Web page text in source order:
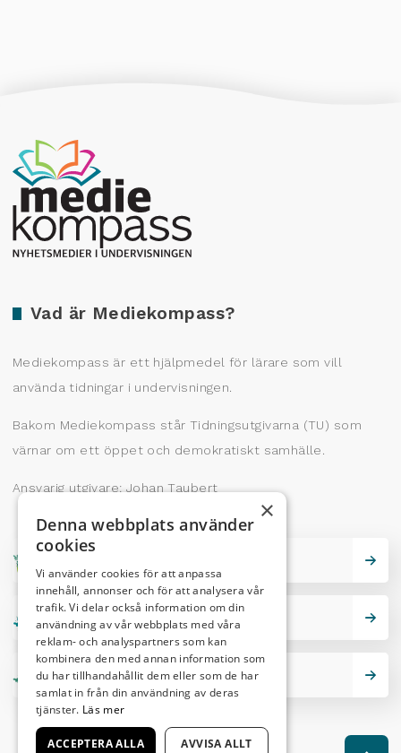
Vad är Mediekompass?
Mediekompass är ett hjälpmedel för lärare som vill
använda tidningar i undervisningen.
Bakom Mediekompass står Tidningsutgivarna (TU) som
värnar om ett öppet och demokratiskt samhälle.
Ansvarig utgivare: Johan Taubert
Lektionstips
Nutidskryss
Producerad av Gota Media Brand Studio
×
Denna webbplats använder
cookies
Vi använder cookies för att anpassa
innehåll, annonser och för att analysera vår
trafik. Vi delar också information om din
användning av vår webbplats med våra
reklam- och analyspartners som kan
kombinera den med annan information som
du har tillhandahållit dem eller som de har
samlat in från din användning av deras
tjänster. Läs mer
ACCEPTERA ALLA AVVISA ALLT